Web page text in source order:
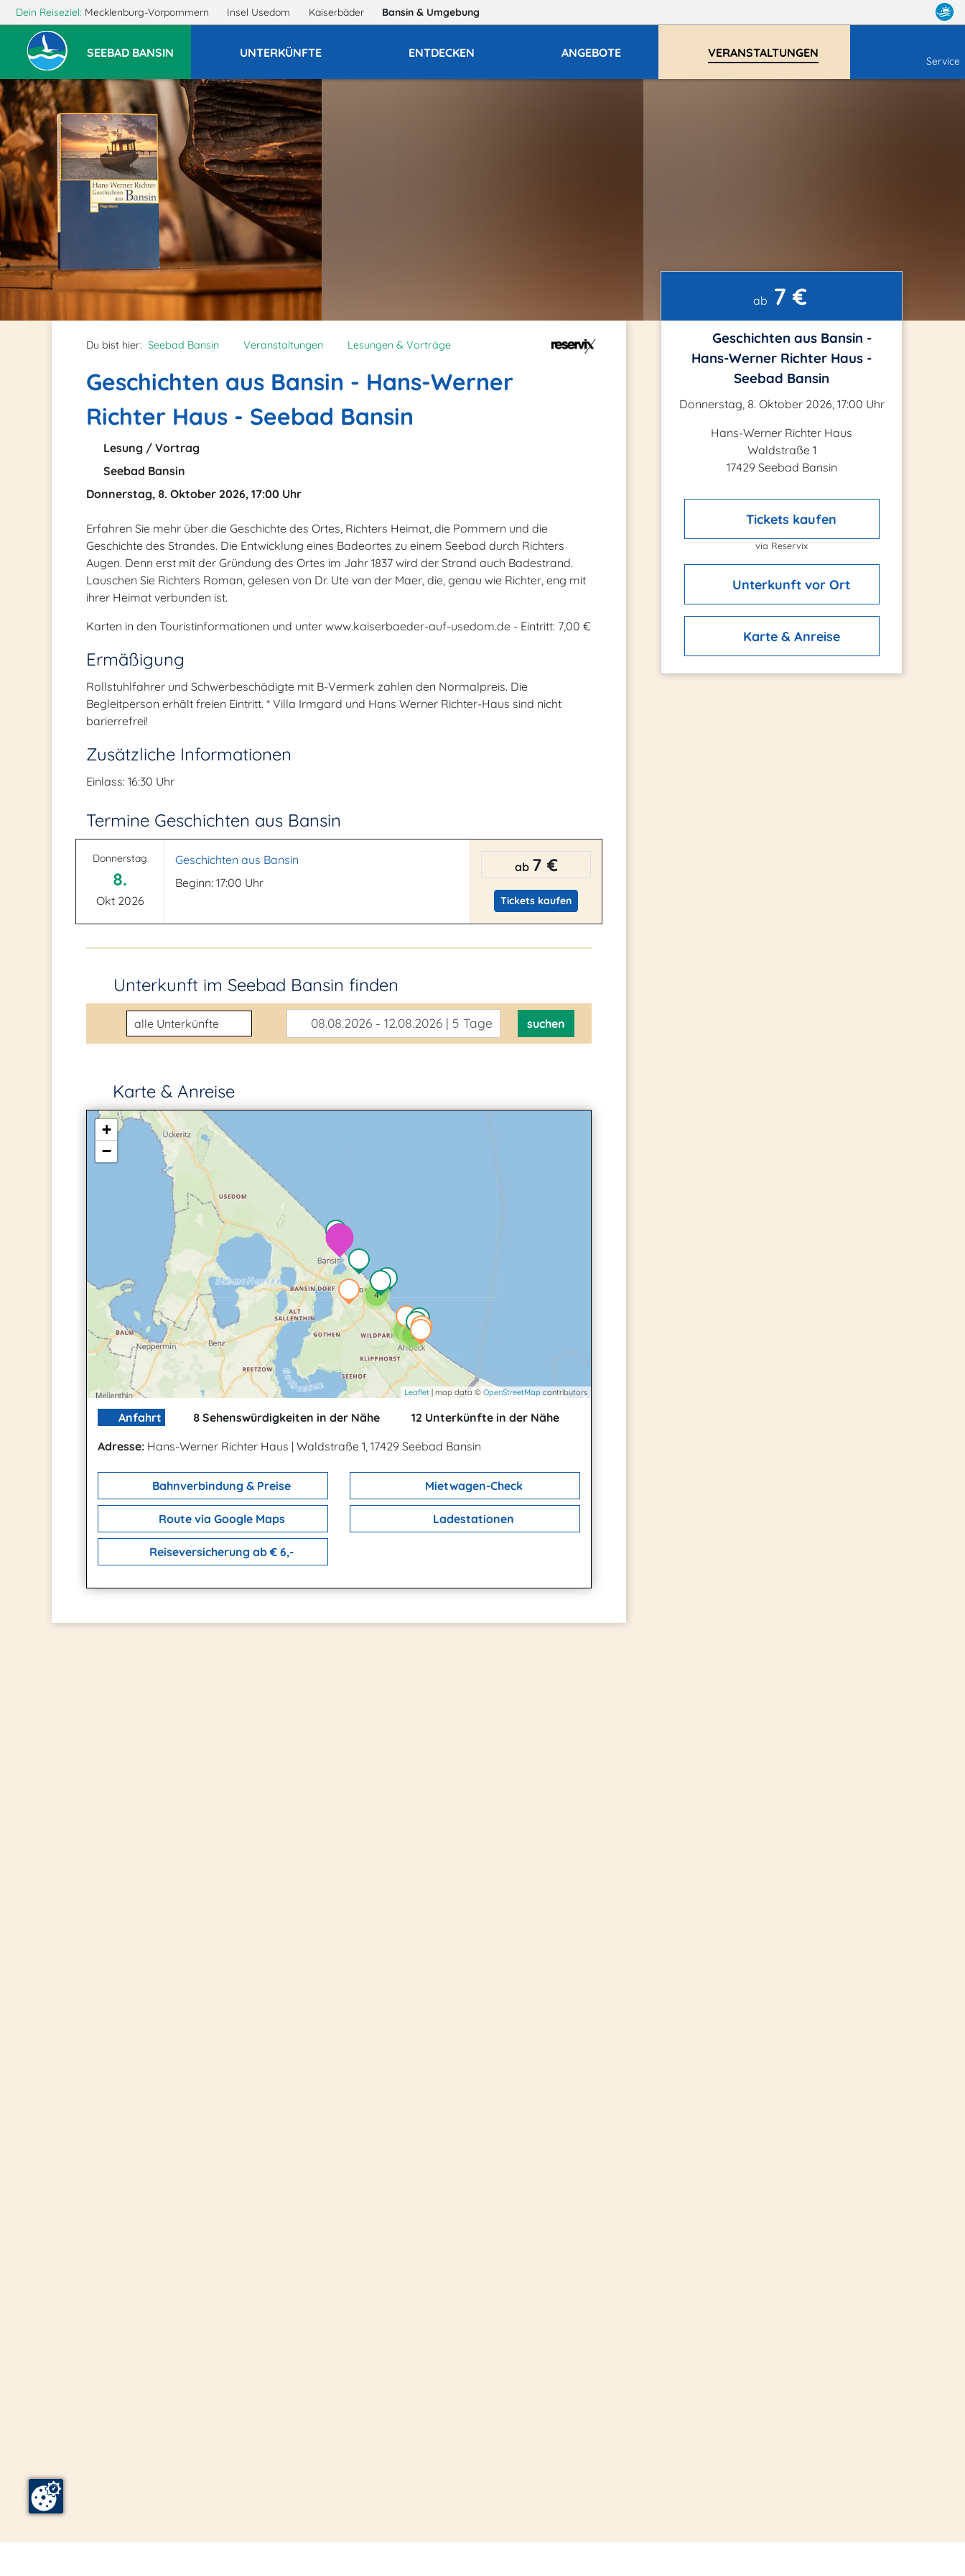
Dein Reiseziel: Mecklenburg-Vorpommern Insel Usedom Kaiserbäder Bansin & Umgebung
SEEBAD BANSIN UNTERKÜNFTE ENTDECKEN ANGEBOTE VERANSTALTUNGEN
Service
Du bist hier: Seebad Bansin Veranstaltungen Lesungen & Vorträge
Geschichten aus Bansin - Hans-Werner
Richter Haus - Seebad Bansin
Lesung / Vortrag
Seebad Bansin
Donnerstag, 8. Oktober 2026, 17:00 Uhr
Erfahren Sie mehr über die Geschichte des Ortes, Richters Heimat, die Pommern und die
Geschichte des Strandes. Die Entwicklung eines Badeortes zu einem Seebad durch Richters
Augen. Denn erst mit der Gründung des Ortes im Jahr 1837 wird der Strand auch Badestrand.
Lauschen Sie Richters Roman, gelesen von Dr. Ute van der Maer, die, genau wie Richter, eng mit
ihrer Heimat verbunden ist.
Karten in den Touristinformationen und unter www.kaiserbaeder-auf-usedom.de - Eintritt: 7,00 €
Ermäßigung
Rollstuhlfahrer und Schwerbeschädigte mit B-Vermerk zahlen den Normalpreis. Die
Begleitperson erhält freien Eintritt. * Villa Irmgard und Hans Werner Richter-Haus sind nicht
barierrefrei!
Zusätzliche Informationen
Einlass: 16:30 Uhr
Termine Geschichten aus Bansin
Donnerstag
8.
Okt 2026
Geschichten aus Bansin
Beginn: 17:00 Uhr
ab 7 €
Tickets kaufen
Unterkunft im Seebad Bansin finden
Unterkunftsart 08.08.2026 - 12.08.2026 | 5 Tage suchen
Karte & Anreise
2 3
4
+
−
Leaflet | map data © OpenStreetMap contributors
Anfahrt 8 Sehenswürdigkeiten in der Nähe
12 Unterkünfte in der Nähe
Adresse: Hans-Werner Richter Haus | Waldstraße 1, 17429 Seebad Bansin
Bahnverbindung & Preise Mietwagen-Check
Route via Google Maps Ladestationen
Reiseversicherung ab € 6,-
ab 7 €
Geschichten aus Bansin -
Hans-Werner Richter Haus -
Seebad Bansin
Donnerstag, 8. Oktober 2026, 17:00 Uhr
Hans-Werner Richter Haus
Waldstraße 1
17429 Seebad Bansin
Tickets kaufen
via Reservix
Unterkunft vor Ort
Karte & Anreise